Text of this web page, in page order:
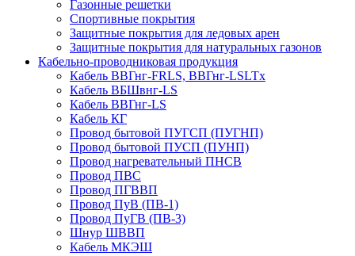
Газонные решетки
Спортивные покрытия
Защитные покрытия для ледовых арен
Защитные покрытия для натуральных газонов
Кабельно-проводниковая продукция
Кабель ВВГнг-FRLS, ВВГнг-LSLTx
Кабель ВБШвнг-LS
Кабель ВВГнг-LS
Кабель КГ
Провод бытовой ПУГСП (ПУГНП)
Провод бытовой ПУСП (ПУНП)
Провод нагревательный ПНСВ
Провод ПВС
Провод ПГВВП
Провод ПуВ (ПВ-1)
Провод ПуГВ (ПВ-3)
Шнур ШВВП
Кабель МКЭШ